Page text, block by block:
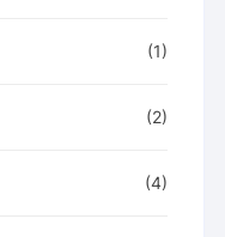
(1)
(2)
(4)